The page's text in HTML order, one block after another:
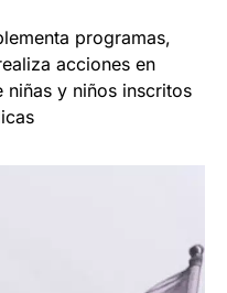
programas,
acciones en
y niños inscritos